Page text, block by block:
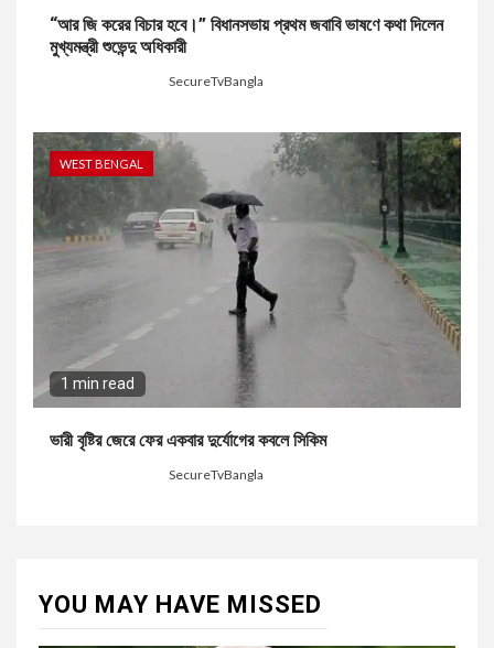
“আর জি করের বিচার হবে।” বিধানসভায় প্রথম জবাবি ভাষণে কথা দিলেন
মুখ্যমন্ত্রী শুভেন্দু অধিকারী
SecureTvBangla
WEST BENGAL
1 min read
ভারী বৃষ্টির জেরে ফের একবার দুর্যোগের কবলে সিকিম
SecureTvBangla
YOU MAY HAVE MISSED